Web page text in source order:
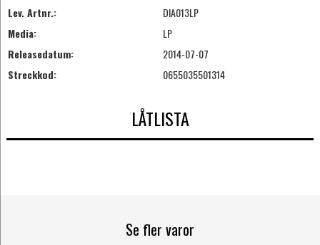
Lev. Artnr.:
DIA013LP
Media:
LP
Releasedatum:
2014-07-07
Streckkod:
0655035501314
LÅTLISTA
Se fler varor